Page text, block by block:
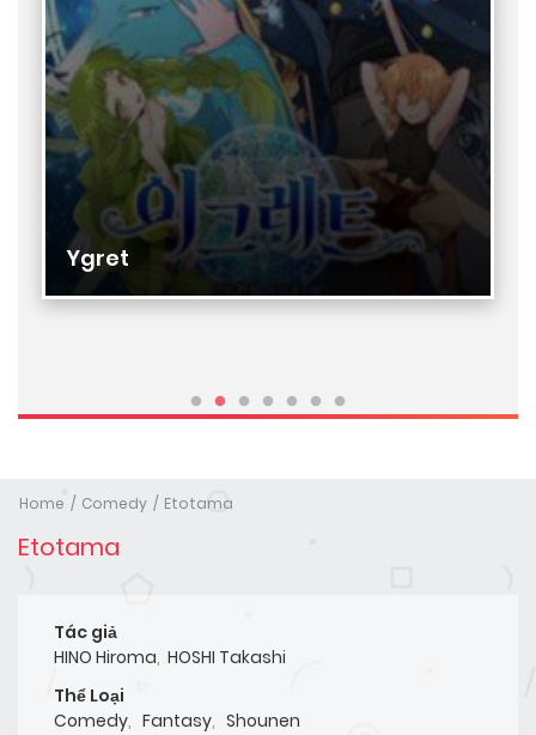
Ygret
Home Comedy Etotama
Etotama
Tác giả
HINO Hiroma, HOSHI Takashi
Thể Loại
Comedy, Fantasy, Shounen